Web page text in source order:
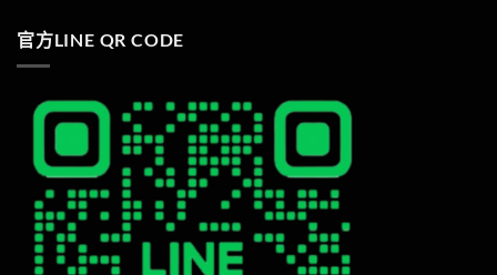
官方LINE QR CODE